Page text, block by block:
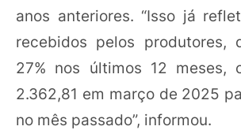
anos anteriores. “Isso já
recebidos pelos produtores,
27% nos últimos 12 meses,
2.362,81 em março de 2025
no mês passado”, informou.